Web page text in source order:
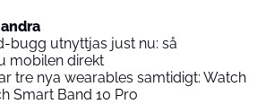
bugg utnyttjas just nu: så
mobilen direkt
tre nya wearables samtidigt: Watch
Smart Band 10 Pro